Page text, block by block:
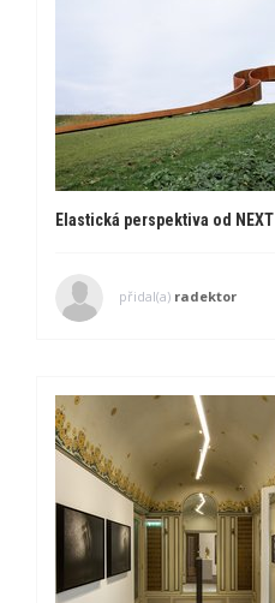
Elastická perspektiva od NEXT
přidal(a) radektor